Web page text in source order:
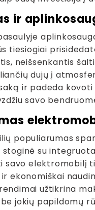
ir
tiesiogiai
neišsenkantis
dujų į
ir padeda
savo
populiarumas
su
savo elektromobilį
ekonomiškai
užtikrina
jokių papildomų